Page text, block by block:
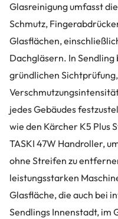
Glasreinigung umfasst
Schmutz,
Glasflächen,
Dachgläsern. In
gründlichen
jedes Gebäudes
wie den Kärcher K5 Plus
TASKI 47W Handroller,
ohne Streifen zu
leistungsstarken
Glasfläche, die auch bei
Sendlings Innenstadt, im